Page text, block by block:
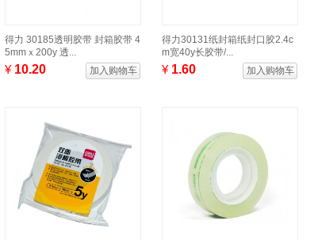
得力 30185透明胶带 封箱胶带 4
5mmｘ200y 透...
¥ 10.20 加入购物车
得力30131纸封箱纸封口胶2.4c
m宽40y长胶带/...
¥ 1.60 加入购物车